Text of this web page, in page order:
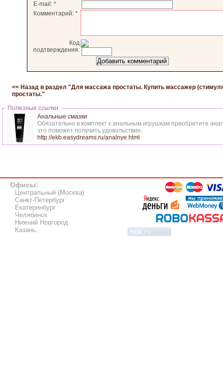
E-mail: *
Комментарий: *
Код
подтверждения:
<< Назад в раздел "Для массажа простаты. Купить массажер
простаты."
Полезные ссылки
Анальные смазки
Обязательно в комплект к анальным игрушкам приобретите
это поможет получить удовольствие.
http://ekb.easydreams.ru/analnye.html
Офисы:
Центральный (Москва)
Санкт-Петербург
Екатеринбург
Челябинск
Нижний Новгород
Казань.